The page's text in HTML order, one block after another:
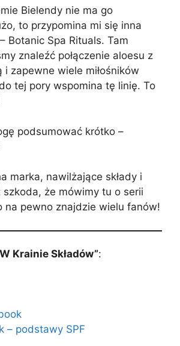
Bielendy nie ma go
to przypomina mi się inna
Botanic Spa Rituals. Tam
znaleźć połączenie aloesu z
i zapewne wiele miłośników
tej pory wspomina tę linię. To
podsumować krótko –
marka, nawilżające składy i
szkoda, że mówimy tu o serii
na pewno znajdzie wielu fanów!
Krainie Składów”:
– podstawy SPF